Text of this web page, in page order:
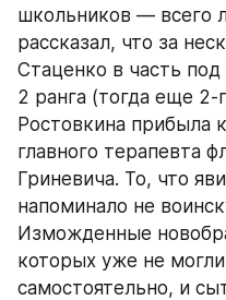
школьников — всего
рассказал, что за
Стаценко в часть
2 ранга (тогда еще 2-
Ростовкина прибыла
главного терапевта
Гриневича. То, что
напоминало не
Изможденные
которых уже не
самостоятельно, и